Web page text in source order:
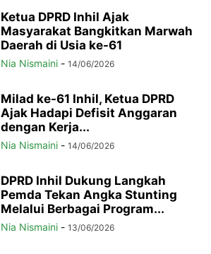
Ketua DPRD Inhil Ajak
Masyarakat Bangkitkan Marwah
Daerah di Usia ke-61
Nia Nismaini - 14/06/2026
Milad ke-61 Inhil, Ketua DPRD
Ajak Hadapi Defisit Anggaran
dengan Kerja...
Nia Nismaini - 14/06/2026
DPRD Inhil Dukung Langkah
Pemda Tekan Angka Stunting
Melalui Berbagai Program...
Nia Nismaini - 13/06/2026